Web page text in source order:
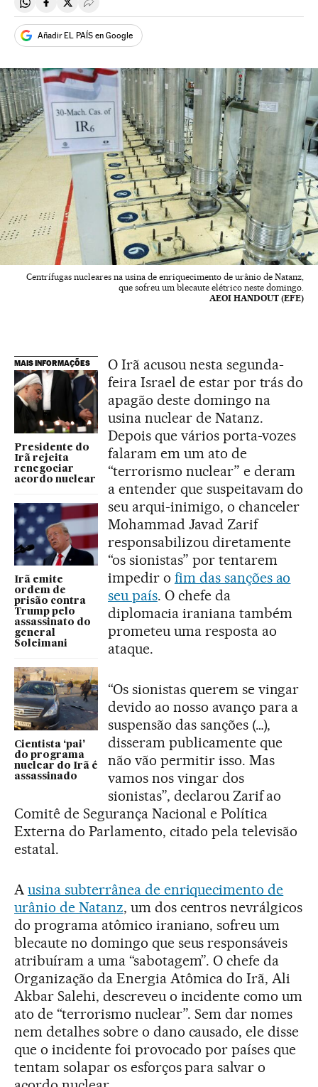
Compartir en Whatsapp
Compartir en Facebook
Compartir en Twitter
Desplegar Redes Sociales
Añadir EL PAÍS en Google
Centrífugas nucleares na usina de enriquecimento de urânio de Natanz,
que sofreu um blecaute elétrico neste domingo.
AEOI HANDOUT (EFE)
MAIS INFORMAÇÕES
Presidente do
Irã rejeita
renegociar
acordo nuclear
Irã emite
ordem de
prisão contra
Trump pelo
assassinato do
general
Soleimani
Cientista ‘pai’
do programa
nuclear do Irã é
assassinado
O Irã acusou nesta segunda-
feira Israel de estar por trás do
apagão deste domingo na
usina nuclear de Natanz.
Depois que vários porta-vozes
falaram em um ato de
“terrorismo nuclear” e deram
a entender que suspeitavam do
seu arqui-inimigo, o chanceler
Mohammad Javad Zarif
responsabilizou diretamente
“os sionistas” por tentarem
impedir o fim das sanções ao
seu país. O chefe da
diplomacia iraniana também
prometeu uma resposta ao
ataque.
“Os sionistas querem se vingar
devido ao nosso avanço para a
suspensão das sanções (…),
disseram publicamente que
não vão permitir isso. Mas
vamos nos vingar dos
sionistas”, declarou Zarif ao
Comitê de Segurança Nacional e Política
Externa do Parlamento, citado pela televisão
estatal.
Ausina subterrânea de enriquecimento de
urânio de Natanz, um dos centros nevrálgicos
do programa atômico iraniano, sofreu um
blecaute no domingo que seus responsáveis
atribuíram a uma “sabotagem”. O chefe da
Organização da Energia Atômica do Irã, Ali
Akbar Salehi, descreveu o incidente como um
ato de “terrorismo nuclear”. Sem dar nomes
nem detalhes sobre o dano causado, ele disse
que o incidente foi provocado por países que
tentam solapar os esforços para salvar o